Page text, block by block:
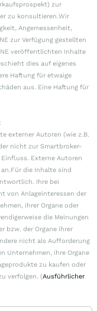
zur
zu konsultieren.Wir
Angemessenheit,
zur Verfügung gestellten
veröffentlichten Inhalte
dies auf eigenes
Haftung für etwaige
aus. Eine Haftung für
externer Autoren (wie z.B.
nicht zur Smartbroker-
Externe Autoren
die Inhalte sind
Ihre bei
von Anlageinteressen der
ihrer Organe oder
die Meinungen
bzw. der Organe ihrer
nicht als Aufforderung
Unternehmen, ihre Organe
zu kaufen oder
verfolgen. (Ausführlicher